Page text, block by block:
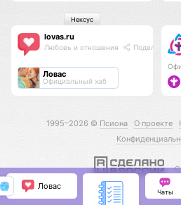
lovas.ru
Любовь и отношения Поделиться
Ловас
Официальный хаб
Нексус
1995–2026 © Псиона О проекте
С
Ловас
Чаты